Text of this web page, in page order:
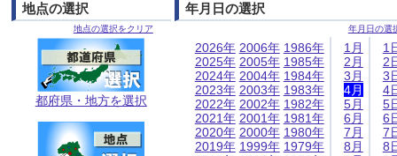
地点の選択
地点の選択をクリア
都府県・地方を選択
年月日の選択
年月日の選
2026年
2025年
2024年
2023年
2022年
2021年
2020年
2019年
2006年
2005年
2004年
2003年
2002年
2001年
2000年
1999年
1986年
1985年
1984年
1983年
1982年
1981年
1980年
1979年
1月
2月
3月
4月
5月
6月
7月
8月
1
2
3
4
5
6
7
8